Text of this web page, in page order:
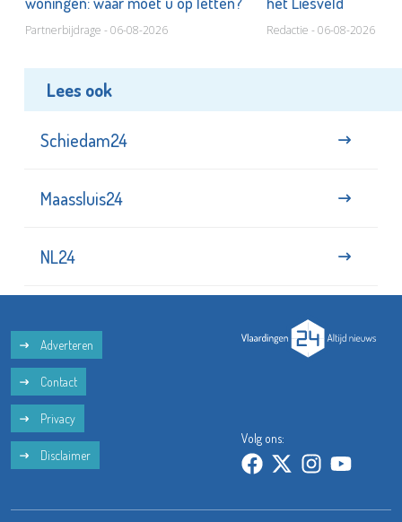
Partnerbijdrage - 06-08-2026 Redactie - 06-08-2026
Lees ook
Schiedam24
Maassluis24
NL24
Adverteren
Contact
Privacy
Disclaimer
Volg ons: